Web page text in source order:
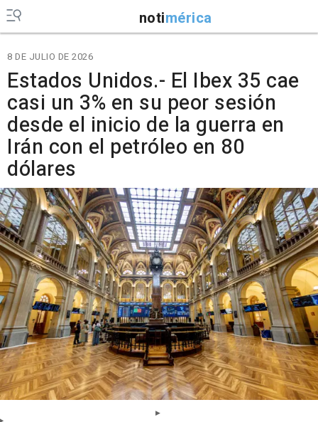
notimérica
8 DE JULIO DE 2026
Estados Unidos.- El Ibex 35 cae
casi un 3% en su peor sesión
desde el inicio de la guerra en
Irán con el petróleo en 80
dólares